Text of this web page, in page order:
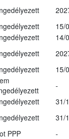
15/
14/
15/
-
31/
31/
PPP
-